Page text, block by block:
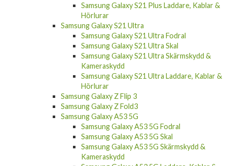
Samsung Galaxy S21 Plus Laddare, Kablar &
Hörlurar
Samsung Galaxy S21 Ultra
Samsung Galaxy S21 Ultra Fodral
Samsung Galaxy S21 Ultra Skal
Samsung Galaxy S21 Ultra Skärmskydd &
Kameraskydd
Samsung Galaxy S21 Ultra Laddare, Kablar &
Hörlurar
Samsung Galaxy Z Flip 3
Samsung Galaxy Z Fold3
Samsung Galaxy A53 5G
Samsung Galaxy A53 5G Fodral
Samsung Galaxy A53 5G Skal
Samsung Galaxy A53 5G Skärmskydd &
Kameraskydd